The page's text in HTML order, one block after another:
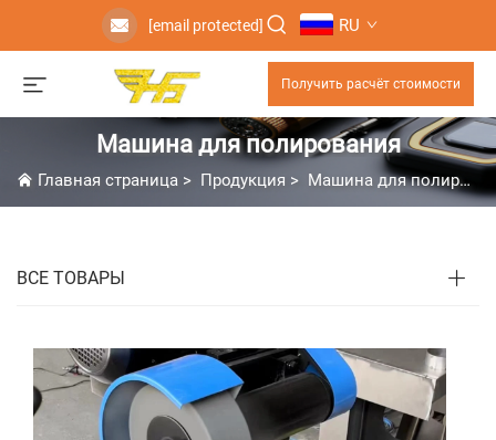
[email protected] RU
Получить расчёт стоимости
Машина для полирования
Главная страница > Продукция > Машина для полирования
ВСЕ ТОВАРЫ